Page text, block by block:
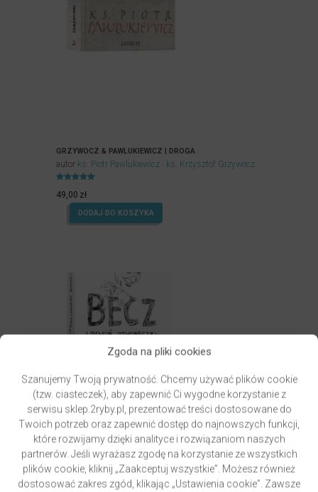
Zgoda na pliki cookies
Szanujemy Twoją prywatność. Chcemy używać plików cookie
(tzw. ciasteczek), aby zapewnić Ci wygodne korzystanie z
serwisu sklep.2ryby.pl, prezentować treści dostosowane do
Twoich potrzeb oraz zapewnić dostęp do najnowszych funkcji,
które rozwijamy dzięki analityce i rozwiązaniom naszych
partnerów. Jeśli wyrażasz zgodę na korzystanie ze wszystkich
plików cookie, kliknij „Zaakceptuj wszystkie”. Możesz również
dostosować zakres zgód, klikając „Ustawienia cookie”. Zawsze
GRZYWOCZ & PAWLUKIEWICZ | DROGA
autor ks. Piotr Pawlukiewicz ks. Krzysztof Grzywocz
5.00
na 5.
49,00 zł
DODAJ DO KOSZYKA
PAWLUKIEWICZ | BECZ I DZWOŃ DZWONECZKIEM
(KSIĄŻKA)
autor ks. Piotr Pawlukiewicz